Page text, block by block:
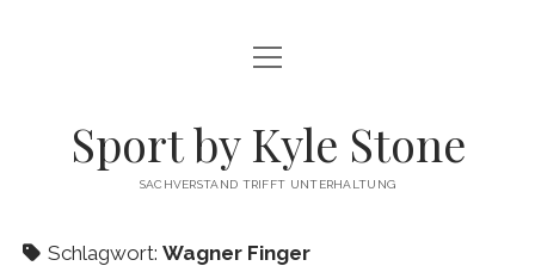
FUSSBALL
DATENSCHUTZ
Menü
öffnen
Sport by Kyle Stone
SACHVERSTAND TRIFFT UNTERHALTUNG
Schlagwort: Wagner Finger